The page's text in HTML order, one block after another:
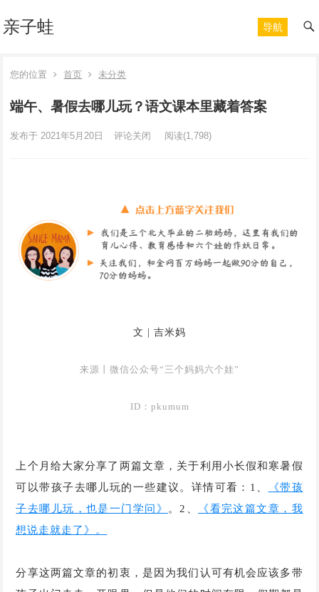
亲子蛙 导航
您的位置 首页 未分类
端午、暑假去哪儿玩？语文课本里藏着答案
发布于 2021年5月20日 评论关闭 阅读(1,798)
文 | 吉米妈
来源丨微信公众号“三个妈妈六个娃”
ID：pkumum
上个月给大家分享了两篇文章，关于利用小长假和寒暑假
可以带孩子去哪儿玩的一些建议。详情可看：1、
《带孩
子去哪儿玩，也是一门学问》 。2、
《看完这篇文章，我
想说走就走了》。
分享这两篇文章的初衷，是因为我们认可有机会应该多带